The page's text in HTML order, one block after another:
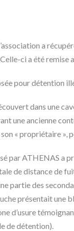
a
ci a été remise
pour détention
dans une
une ancienne
« propriétaire »,
par ATHENAS a
de distance de
partie des
présentait une
d’usure
de détention).